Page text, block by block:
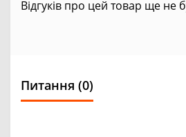
Відгуків про цей товар ще не
Питання (0)